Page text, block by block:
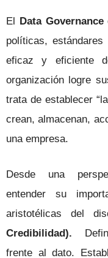
El Data Governance
políticas,
eficaz y eficiente
organización logre
trata de establecer
crean, almacenan,
una empresa.
Desde una
entender su
aristotélicas del
Credibilidad).
frente al dato.